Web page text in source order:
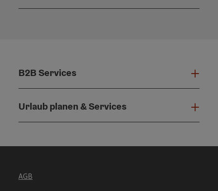
B2B Services
Urlaub planen & Services
AGB